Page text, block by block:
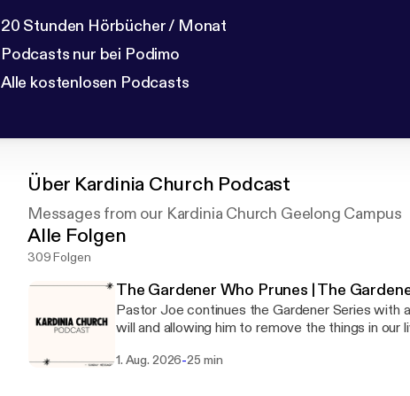
20 Stunden Hörbücher / Monat
Podcasts nur bei Podimo
Alle kostenlosen Podcasts
Über Kardinia Church Podcast
Messages from our Kardinia Church Geelong Campus
Alle Folgen
309 Folgen
The Gardener Who Prunes | The
Pastor Joe continues the Gardener Series with
will and allowing him to remove the things in our
1. Aug. 2026-25 min